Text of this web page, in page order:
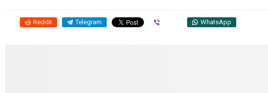
Reddit Telegram WhatsApp